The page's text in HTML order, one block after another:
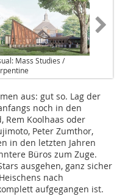
Mass Studies /
aus: gut so. Lag der
noch in den
Rem Koolhaas oder
Peter Zumthor,
in den letzten Jahren
Büros zum Zuge.
ausgehen, ganz sicher
nach
aufgegangen ist.